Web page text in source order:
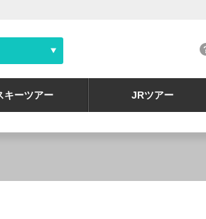
キーツアー JRツアー